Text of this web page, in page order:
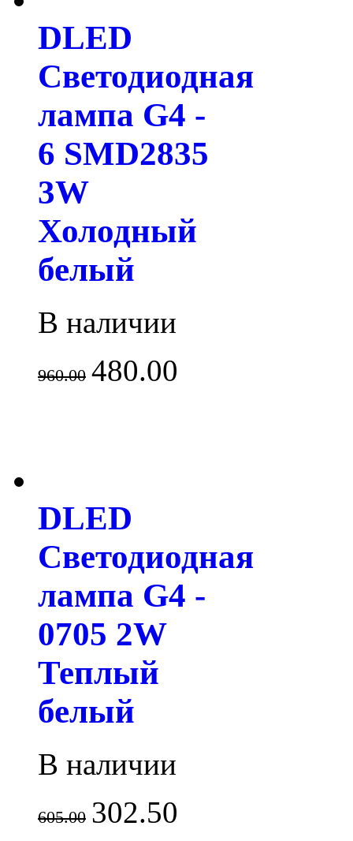
DLED
Светодиодная
лампа G4 -
6 SMD2835
3W
Холодный
белый
В наличии
960.00 480.00
DLED
Светодиодная
лампа G4 -
0705 2W
Теплый
белый
В наличии
605.00 302.50